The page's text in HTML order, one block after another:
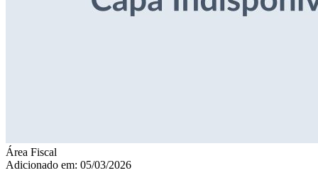
Área Fiscal
Adicionado em: 05/03/2026